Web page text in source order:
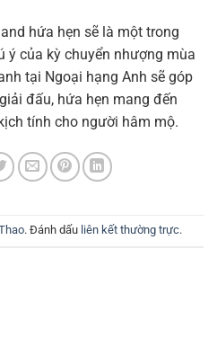
hứa hẹn sẽ là một trong
ý của kỳ chuyển nhượng mùa
tại Ngoại hạng Anh sẽ góp
đấu, hứa hẹn mang đến
tính cho người hâm mộ.
. Đánh dấu liên kết thường trực.